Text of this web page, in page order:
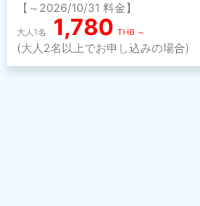
【～2026/10/31 料金】
大人1名 1,780 THB ～
(大人2名以上でお申し込みの場合)